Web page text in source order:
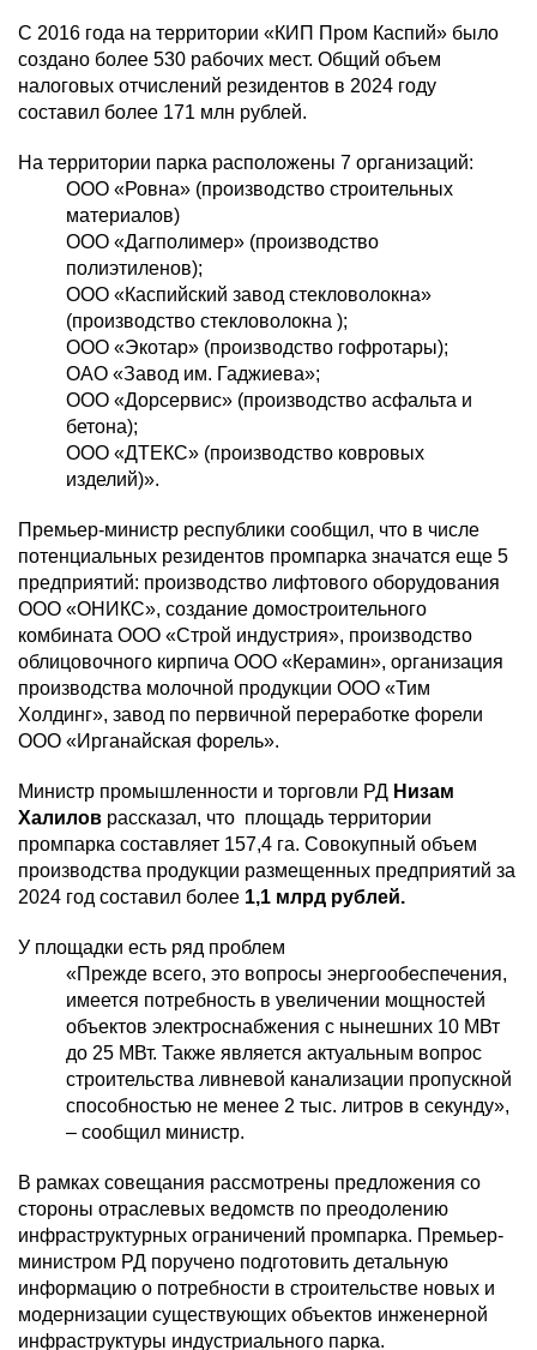
С 2016 года на территории «КИП Пром Каспий» было
создано более 530 рабочих мест. Общий объем
налоговых отчислений резидентов в 2024 году
составил более 171 млн рублей.
На территории парка расположены 7 организаций:
ООО «Ровна» (производство строительных
материалов)
ООО «Дагполимер» (производство
полиэтиленов);
ООО «Каспийский завод стекловолокна»
(производство стекловолокна );
ООО «Экотар» (производство гофротары);
ОАО «Завод им. Гаджиева»;
ООО «Дорсервис» (производство асфальта и
бетона);
ООО «ДТЕКС» (производство ковровых
изделий)».
Премьер-министр республики сообщил, что в числе
потенциальных резидентов промпарка значатся еще 5
предприятий: производство лифтового оборудования
ООО «ОНИКС», создание домостроительного
комбината ООО «Строй индустрия», производство
облицовочного кирпича ООО «Керамин», организация
производства молочной продукции ООО «Тим
Холдинг», завод по первичной переработке форели
ООО «Ирганайская форель».
Министр промышленности и торговли РД Низам
Халилов рассказал, что площадь территории
промпарка составляет 157,4 га. Совокупный объем
производства продукции размещенных предприятий за
2024 год составил более 1,1 млрд рублей.
У площадки есть ряд проблем
«Прежде всего, это вопросы энергообеспечения,
имеется потребность в увеличении мощностей
объектов электроснабжения с нынешних 10 МВт
до 25 МВт. Также является актуальным вопрос
строительства ливневой канализации пропускной
способностью не менее 2 тыс. литров в секунду»,
– сообщил министр.
В рамках совещания рассмотрены предложения со
стороны отраслевых ведомств по преодолению
инфраструктурных ограничений промпарка. Премьер-
министром РД поручено подготовить детальную
информацию о потребности в строительстве новых и
модернизации существующих объектов инженерной
инфраструктуры индустриального парка.